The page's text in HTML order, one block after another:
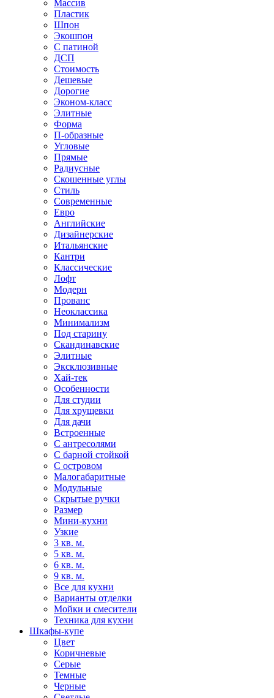
Массив
Пластик
Шпон
Экошпон
С патиной
ДСП
Стоимость
Дешевые
Дорогие
Эконом-класс
Элитные
Форма
П-образные
Угловые
Прямые
Радиусные
Скошенные углы
Стиль
Современные
Евро
Английские
Дизайнерские
Итальянские
Кантри
Классические
Лофт
Модерн
Прованс
Неоклассика
Минимализм
Под старину
Скандинавские
Элитные
Эксклюзивные
Хай-тек
Особенности
Для студии
Для хрущевки
Для дачи
Встроенные
С антресолями
С барной стойкой
С островом
Малогабаритные
Модульные
Скрытые ручки
Размер
Мини-кухни
Узкие
3 кв. м.
5 кв. м.
6 кв. м.
9 кв. м.
Все для кухни
Варианты отделки
Мойки и смесители
Техника для кухни
Шкафы-купе
Цвет
Коричневые
Серые
Темные
Черные